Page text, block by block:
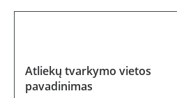
Atliekų tvarkymo vietos
pavadinimas